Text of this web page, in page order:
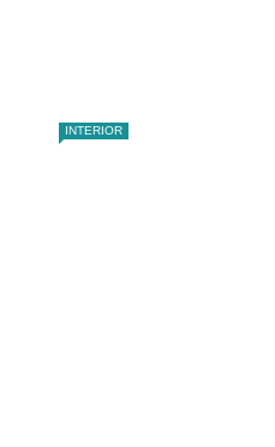
INTERIOR